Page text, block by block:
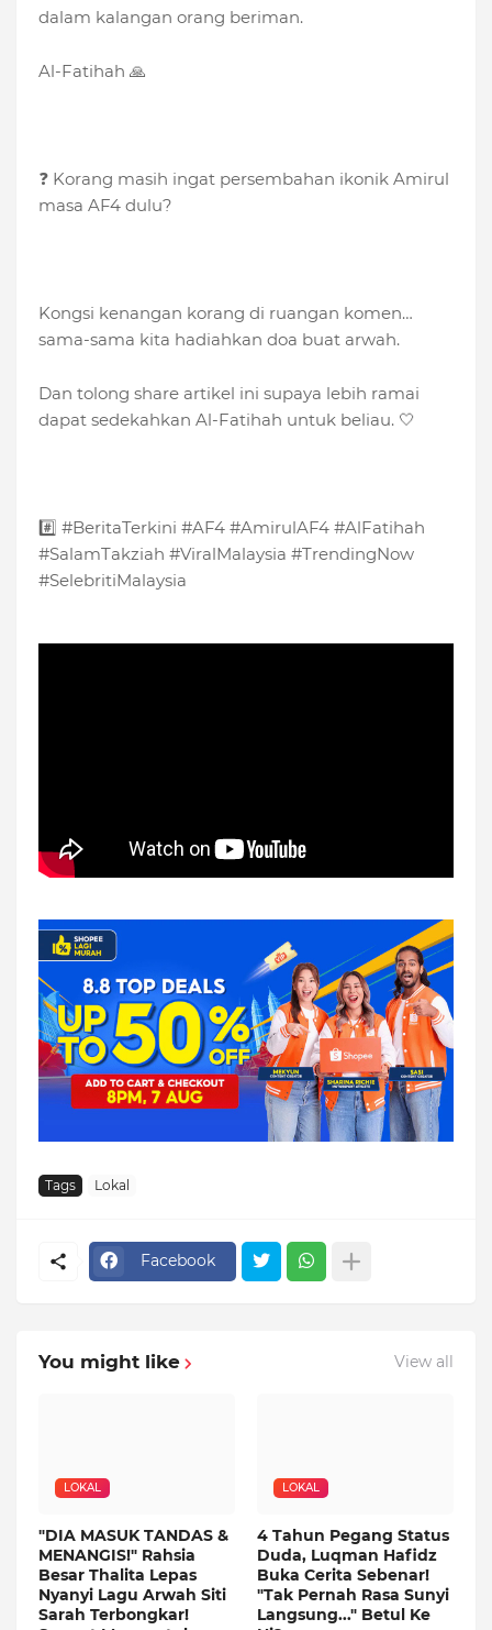
dalam kalangan orang beriman.
Al-Fatihah 🙏
❓ Korang masih ingat persembahan ikonik Amirul
masa AF4 dulu?
Kongsi kenangan korang di ruangan komen…
sama-sama kita hadiahkan doa buat arwah.
Dan tolong share artikel ini supaya lebih ramai
dapat sedekahkan Al-Fatihah untuk beliau. 🤍
#️⃣ #BeritaTerkini #AF4 #AmirulAF4 #AlFatihah
#SalamTakziah #ViralMalaysia #TrendingNow
#SelebritiMalaysia
Tags Lokal
Facebook
You might like View all
LOKAL
"DIA MASUK TANDAS &
MENANGIS!" Rahsia
Besar Thalita Lepas
Nyanyi Lagu Arwah Siti
Sarah Terbongkar!
LOKAL
4 Tahun Pegang Status
Duda, Luqman Hafidz
Buka Cerita Sebenar!
"Tak Pernah Rasa Sunyi
Langsung..." Betul Ke